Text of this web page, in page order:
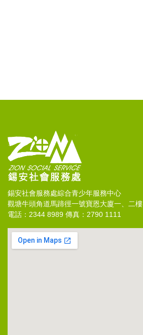
錫安社會服務處綜合青少年服務中心
觀塘牛頭角道馬蹄徑一號寶恩大廈一、二樓
電話：2344 8989 傳真：2790 1111